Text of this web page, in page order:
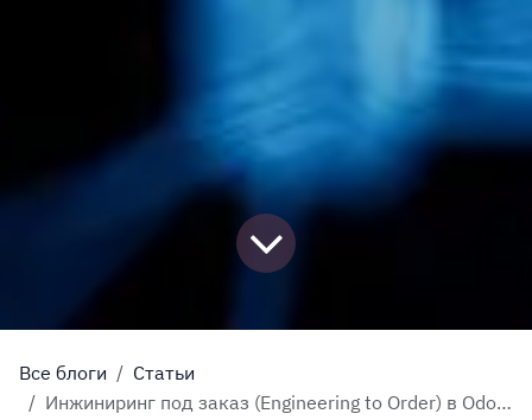
Все блоги
Статьи
Инжиниринг под заказ (Engineering to Order) в Odoo: управление проектами с нуля